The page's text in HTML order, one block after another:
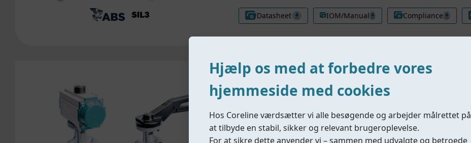
Datasheet IOM/Manual Compliance
Fig.223/224丨Blødtættende butterflyventil
Tilslutning
Wafer, lug
Størrelse
DN25–DN2000
Hjælp os med at forbedre vores
hjemmeside med cookies
Hos Coreline værdsætter vi alle besøgende og arbejder målrettet på
at tilbyde en stabil, sikker og relevant brugeroplevelse.
For at sikre dette anvender vi – sammen med udvalgte og betroede